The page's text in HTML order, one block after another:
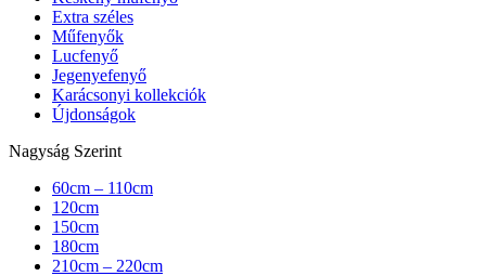
Extra széles
Műfenyők
Lucfenyő
Jegenyefenyő
Karácsonyi kollekciók
Újdonságok
Nagyság Szerint
60cm – 110cm
120cm
150cm
180cm
210cm – 220cm